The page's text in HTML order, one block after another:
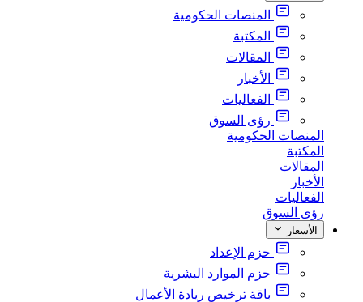
المنصات الحكومية
المكتبة
المقالات
الأخبار
الفعاليات
رؤى السوق
المنصات الحكومية
المكتبة
المقالات
الأخبار
الفعاليات
رؤى السوق
الأسعار
حزم الإعداد
حزم الموارد البشرية
باقة ترخيص ريادة الأعمال